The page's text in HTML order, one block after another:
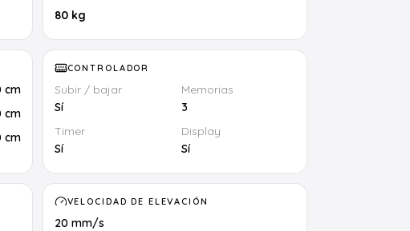
80 kg
cm
cm
cm
CONTROLADOR
Subir / bajar
Sí
Memorias
3
Timer
Sí
Display
Sí
VELOCIDAD DE ELEVACIÓN
20 mm/s